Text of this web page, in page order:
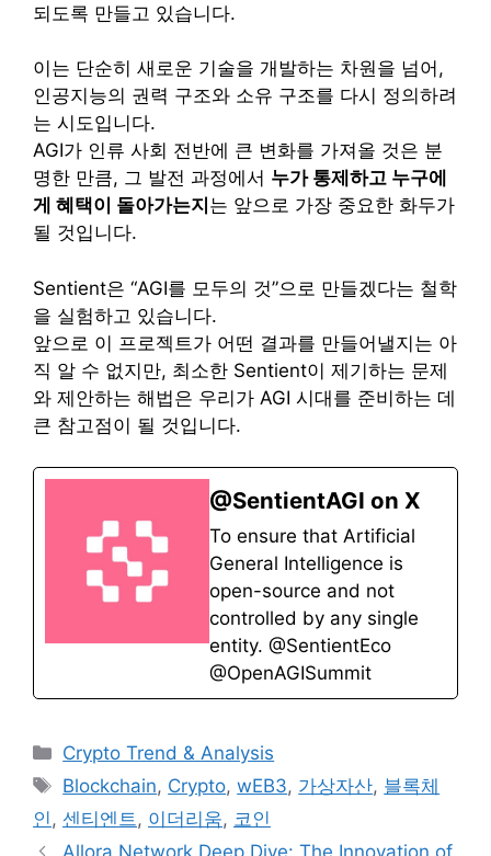
되도록 만들고 있습니다.
이는 단순히 새로운 기술을 개발하는 차원을 넘어,
인공지능의 권력 구조와 소유 구조를 다시 정의하려
는 시도입니다.
AGI가 인류 사회 전반에 큰 변화를 가져올 것은 분
명한 만큼, 그 발전 과정에서 누가 통제하고 누구에
게 혜택이 돌아가는지 는 앞으로 가장 중요한 화두가
될 것입니다.
Sentient은 “AGI를 모두의 것”으로 만들겠다는 철학
을 실험하고 있습니다.
앞으로 이 프로젝트가 어떤 결과를 만들어낼지는 아
직 알 수 없지만, 최소한 Sentient이 제기하는 문제
와 제안하는 해법은 우리가 AGI 시대를 준비하는 데
큰 참고점이 될 것입니다.
@SentientAGI on X
To ensure that Artificial
General Intelligence is
open-source and not
controlled by any single
entity. @SentientEco
@OpenAGISummit
카
테
리
Crypto Trend & Analysis
태
그
Blockchain, Crypto,wEB3, 가상자산, 블록체
인, 센티엔트, 이더리움, 코인